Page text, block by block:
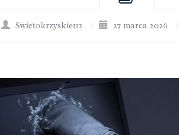
Swietokrzyskie112 / 27 marca 2026 /